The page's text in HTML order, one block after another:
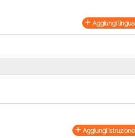
Aggiungi
Aggiungi